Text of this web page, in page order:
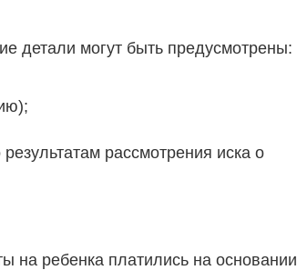
детали могут быть предусмотрены:
рассмотрения иска о
на ребенка платились на основании